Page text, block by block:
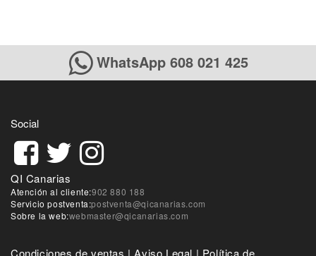
WhatsApp 608 021 425
Social
QI Canarias
Atención al cliente:902 880 188
Servicio postventa:postventa@qicanarias.com
Sobre la web:webmaster@qicanarias.com
Condiciones de ventas | Aviso Legal | Política de